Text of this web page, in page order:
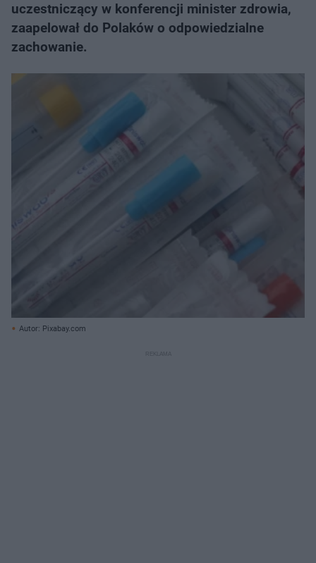
uczestniczący w konferencji minister zdrowia,
zaapelował do Polaków o odpowiedzialne
zachowanie.
Autor: Pixabay.com